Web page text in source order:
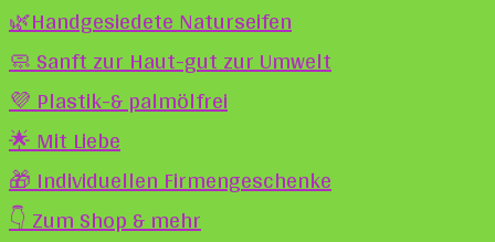
🌿Handgesiedete Naturseifen
🧼 Sanft zur Haut-gut zur Umwelt
💜 Plastik-& palmölfrei
🌟 Mit Liebe
🎁 Individuellen Firmengeschenke
👇 Zum Shop & mehr